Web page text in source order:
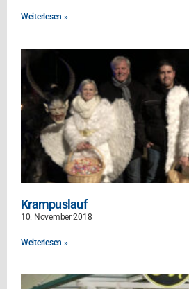
Weiterlesen »
Krampuslauf
10. November 2018
Weiterlesen »